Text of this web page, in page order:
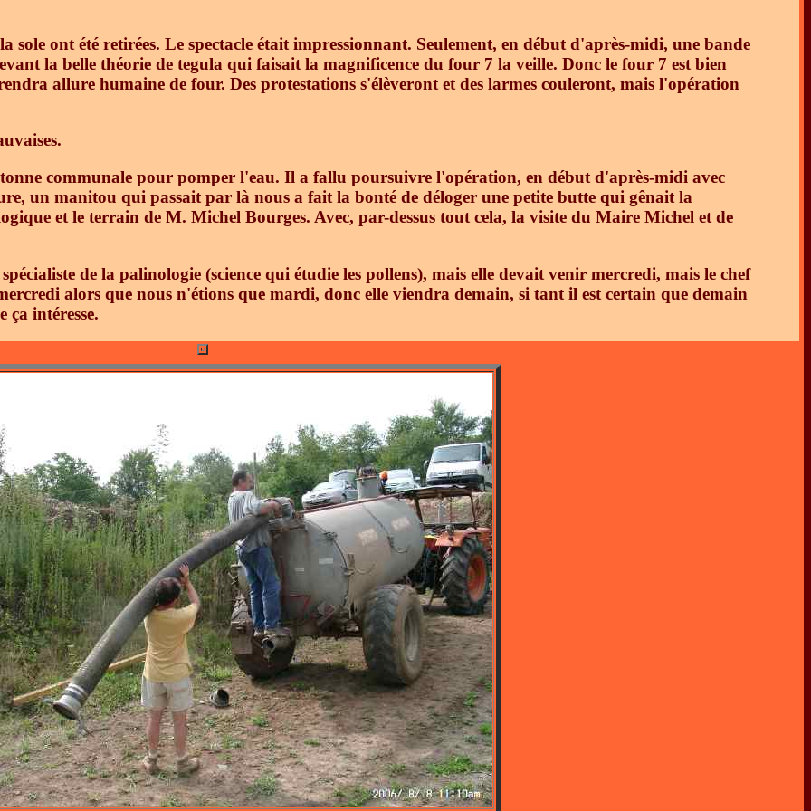
sole ont été retirées. Le spectacle était impressionnant. Seulement, en début d'après-midi, une bande
la belle théorie de tegula qui faisait la magnificence du four 7 la veille. Donc le four 7 est bien
allure humaine de four. Des protestations s'élèveront et des larmes couleront, mais l'opération
communale pour pomper l'eau. Il a fallu poursuivre l'opération, en début d'après-midi avec
un manitou qui passait par là nous a fait la bonté de déloger une petite butte qui gênait la
et le terrain de M. Michel Bourges. Avec, par-dessus tout cela, la visite du Maire Michel et de
de la palinologie (science qui étudie les pollens), mais elle devait venir mercredi, mais le chef
alors que nous n'étions que mardi, donc elle viendra demain, si tant il est certain que demain
intéresse.